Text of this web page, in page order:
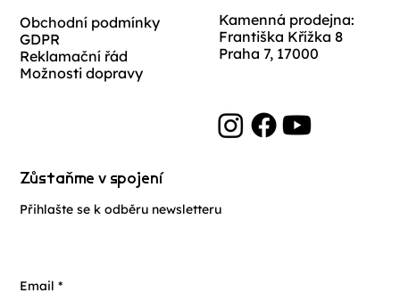
Kamenná prodejna:
Františka Křížka 8
Praha 7, 17000
Obchodní podmínky
GDPR
Reklamační řád
Možnosti dopravy
Zůstaňme v spojení
Přihlašte se k odběru newsletteru
Email *